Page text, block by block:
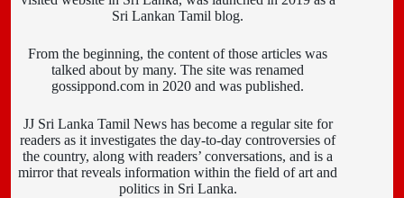
Sri Lankan Tamil blog.
From the beginning, the content of those articles was
talked about by many. The site was renamed
gossippond.com in 2020 and was published.
JJ Sri Lanka Tamil News has become a regular site for
readers as it investigates the day-to-day controversies of
the country, along with readers’ conversations, and is a
mirror that reveals information within the field of art and
politics in Sri Lanka.